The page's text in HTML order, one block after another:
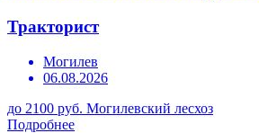
Тракторист
Могилев
06.08.2026
до 2100 руб. Могилевский лесхоз
Подробнее